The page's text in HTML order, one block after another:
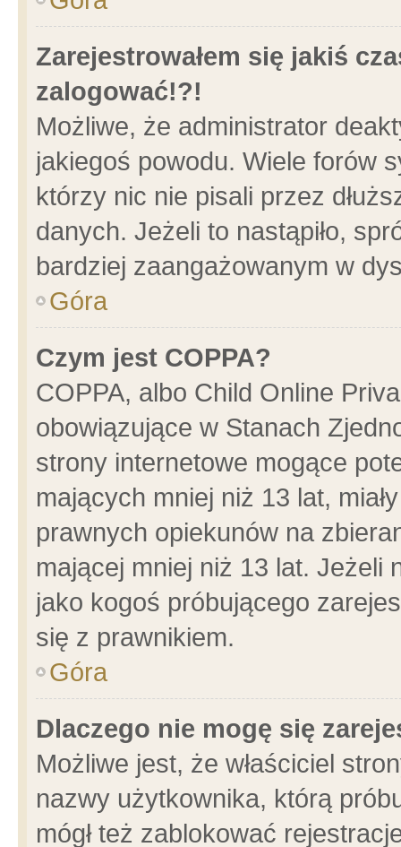
Zarejestrowałem się jakiś
zalogować!?!
Możliwe, że administrator
jakiegoś powodu. Wiele forów
którzy nic nie pisali przez
danych. Jeżeli to nastąpiło,
bardziej zaangażowanym w
Góra
Czym jest COPPA?
COPPA, albo Child Online
obowiązujące w Stanach
strony internetowe mogące
mających mniej niż 13 lat,
prawnych opiekunów na
mającej mniej niż 13 lat. Jeżeli
jako kogoś próbującego
się z prawnikiem.
Góra
Dlaczego nie mogę się
Możliwe jest, że właściciel
nazwy użytkownika, którą
mógł też zablokować